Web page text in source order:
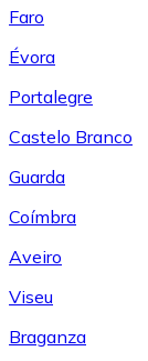
Faro
Évora
Portalegre
Castelo Branco
Guarda
Coímbra
Aveiro
Viseu
Braganza